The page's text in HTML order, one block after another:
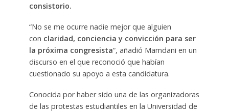
consistorio.
“No se me ocurre nadie mejor que alguien
con claridad, conciencia y convicción para ser
la próxima congresista“, añadió Mamdani en un
discurso en el que reconoció que habían
cuestionado su apoyo a esta candidatura.
Conocida por haber sido una de las organizadoras
de las protestas estudiantiles en la Universidad de